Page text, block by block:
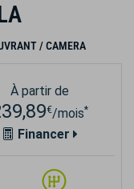
/ CAMERA
À partir de
€/mois*
Financer